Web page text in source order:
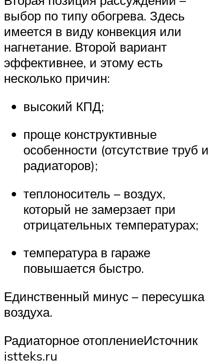
выбор по типу обогрева. Здесь
имеется в виду конвекция или
нагнетание. Второй вариант
эффективнее, и этому есть
несколько причин:
высокий КПД;
проще конструктивные
особенности (отсутствие труб и
радиаторов);
теплоноситель – воздух,
который не замерзает при
отрицательных температурах;
температура в гараже
повышается быстро.
Единственный минус – пересушка
воздуха.
Радиаторное отоплениеИсточник
istteks.ru